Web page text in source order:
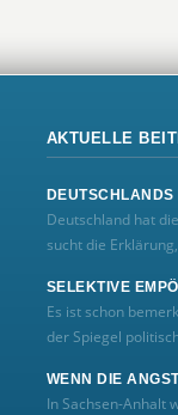
AKTUELLE
DEUTSCHLANDS
Deutschland hat
sucht die
SELEKTIVE
Es ist schon
der Spiegel
WENN DIE
In Sachsen-Anhalt